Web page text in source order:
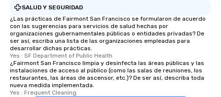
SALUD Y SEGURIDAD
¿Las prácticas de Fairmont San Francisco se formularon de acuerdo
con las sugerencias para servicios de salud hechas por
organizaciones gubernamentales públicas o entidades privadas? De
ser así, escriba una lista de las organizaciones empleadas para
desarrollar dichas prácticas.
Yes : SF Department of Public Health
¿Fairmont San Francisco limpia y desinfecta las áreas públicas y las
instalaciones de acceso al público (como las salas de reuniones, los
restaurantes, las áreas de ascensor, etc.)? De ser así, describa toda
nueva medida implementada.
Yes : Frequent Cleaning